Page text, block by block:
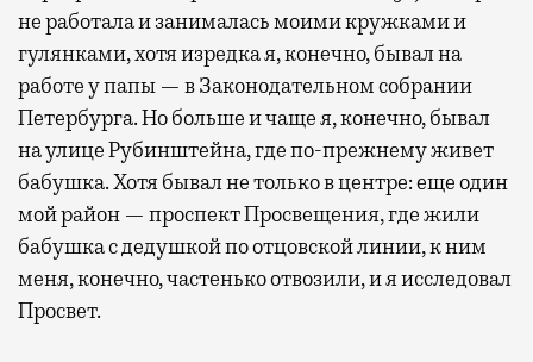
не работала и занималась моими кружками и
гулянками, хотя изредка я, конечно, бывал на
работе у папы — в Законодательном собрании
Петербурга. Но больше и чаще я, конечно, бывал
на улице Рубинштейна, где по-прежнему живет
бабушка. Хотя бывал не только в центре: еще один
мой район — проспект Просвещения, где жили
бабушка с дедушкой по отцовской линии, к ним
меня, конечно, частенько отвозили, и я исследовал
Просвет.